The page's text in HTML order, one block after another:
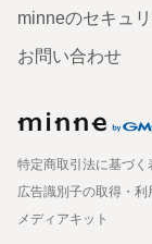
minneのセキュ
お問い合わせ
特定商取引法に基づく
広告識別子の取得・利
メディアキット